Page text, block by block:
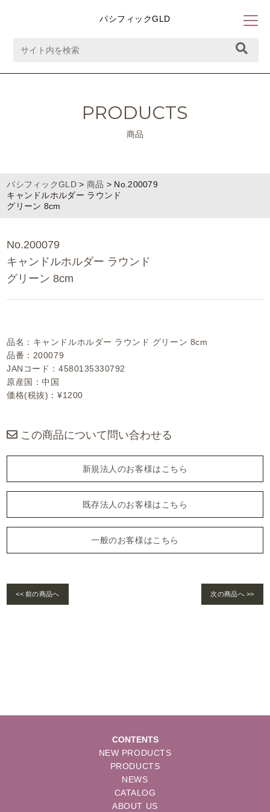
パシフィックGLD
PRODUCTS
商品
パシフィックGLD> 商品 > No.200079
キャンドルホルダー ラウンド
グリーン 8cm
No.200079
キャンドルホルダー ラウンド
グリーン 8cm
品名：キャンドルホルダー ラウンド グリーン 8cm
品番：200079
JANコード：4580135330792
原産国：中国
価格(税抜)：¥1200
この商品について問い合わせる
新規法人のお客様はこちら
既存法人のお客様はこちら
一般のお客様はこちら
<< 前の商品へ 次の商品へ >>
CONTENTS
NEW PRODUCTS
PRODUCTS
NEWS
CATALOG
ABOUT US